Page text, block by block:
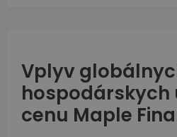
Vplyv
hospodárskych
cenu Maple